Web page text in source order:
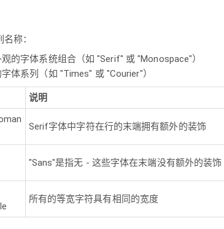
称：
的字体系统组合（如 "Serif" 或 "Monospace"）
体系列（如 "Times" 或 "Courier"）
说明
Serif字体中字符在行的末端拥有额外的装饰
"Sans"是指无 - 这些字体在末端没有额外的装饰
所有的等宽字符具有相同的宽度